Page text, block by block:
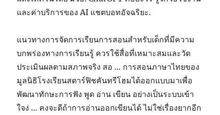
และค่าบริการของ AI แชตบอทอัจฉริยะ.
แนวทางการจัดการเรียนการสอนสำหรับเด็กที่มีความ
บกพร่องทางการเรียนรู้ ควรใช้สื่อที่เหมาะสมและวัด
ประเมินผลตามสภาพจริง สอ … การสอนภาษาไทยของ
มูลนิธิโรงเรียนสตาร์ฟิชคันทรีโฮมได้ออกแบบมาเพื่อ
พัฒนาทักษะการฟัง พูด อ่าน เขียน อย่างเป็นระบบเข้า
ใจง่ … คงจะดีถ้าการอ่านออกเขียนได้ ไม่ใช่เรื่องยากอีก